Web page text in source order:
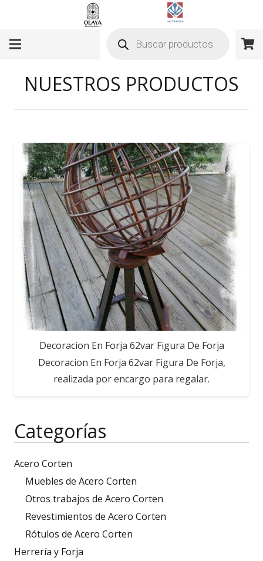
productos
NUESTROS PRODUCTOS
Categorías
Acero Corten
Muebles de Acero Corten
Otros trabajos de Acero Corten
Revestimientos de Acero Corten
Rótulos de Acero Corten
Herrería y Forja
Decoracion En Forja 62var Figura De Forja
Decoracion En Forja 62var Figura De Forja,
realizada por encargo para regalar.